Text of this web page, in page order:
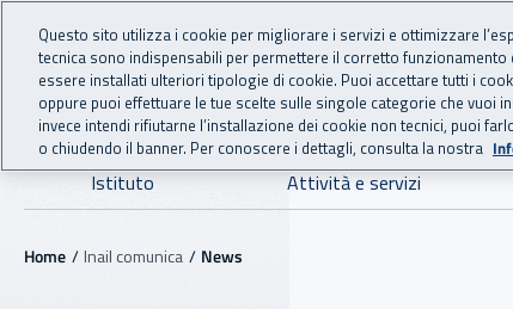
Vai al menu principale
Vai al contenuto principale
INAIL - Istituto
Navigazione principale
Istituto Attività e servizi
Navigazione - Ti trovi in:
Home Inail comunica News
Questo sito utilizza i cookie per migliorare i servizi e ottimizzare
tecnica sono indispensabili per permettere il corretto
essere installati ulteriori tipologie di cookie. Puoi accettare tutti i
oppure puoi effettuare le tue scelte sulle singole categorie che vuoi
invece intendi rifiutarne l’installazione dei cookie non tecnici, puoi
o chiudendo il banner. Per conoscere i dettagli, consulta la nostra